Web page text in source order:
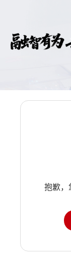
抱歉，